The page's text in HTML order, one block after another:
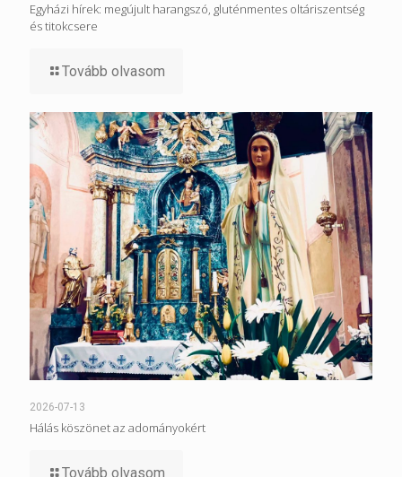
Egyházi hírek: megújult harangszó, gluténmentes oltáriszentség
és titokcsere
Tovább olvasom
2026-07-13
Hálás köszönet az adományokért
Tovább olvasom